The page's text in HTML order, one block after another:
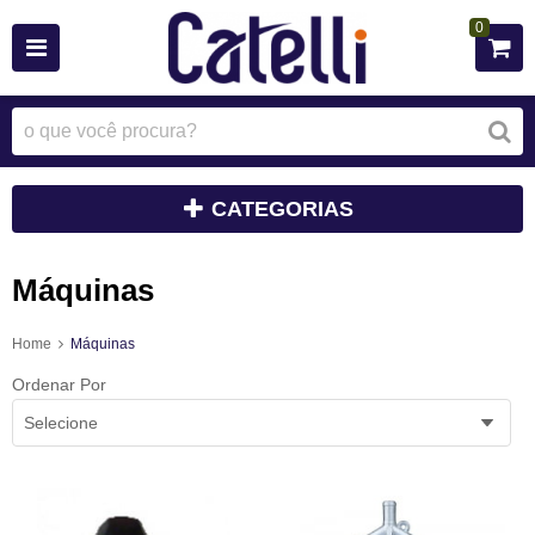
0
CATEGORIAS
Máquinas
Home Máquinas
Ordenar Por
Selecione